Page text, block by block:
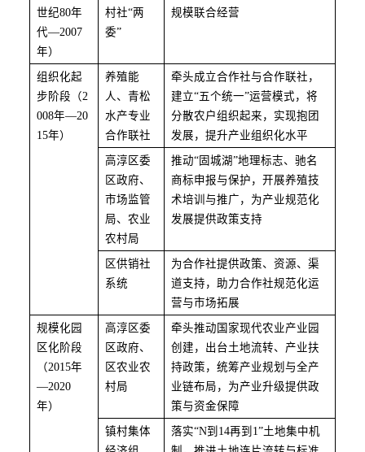
世纪80年
代—2007
年）
村社“两
委”
规模联合经营
组织化起
步阶段（2
008年—20
15年）
养殖能
人、青松
水产专业
合作联社
牵头成立合作社与合作联社，
建立“五个统一”运营模式，将
分散农户组织起来，实现抱团
发展，提升产业组织化水平
高淳区委
区政府、
市场监管
局、农业
农村局
推动“固城湖”地理标志、驰名
商标申报与保护，开展养殖技
术培训与推广，为产业规范化
发展提供政策支持
区供销社
系统
为合作社提供政策、资源、渠
道支持，助力合作社规范化运
营与市场拓展
规模化园
区化阶段
（2015年
—2020
年）
高淳区委
区政府、
区农业农
村局
牵头推动国家现代农业产业园
创建，出台土地流转、产业扶
持政策，统筹产业规划与全产
业链布局，为产业升级提供政
策与资金保障
镇村集体
落实“N到14再到1”土地集中机